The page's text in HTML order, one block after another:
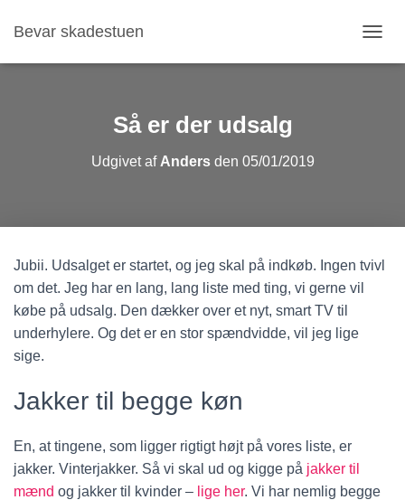
Bevar skadestuen
K
O
Så er der udsalg
Udgivet af Andersden 05/01/2019
Jubii. Udsalget er startet, og jeg skal på indkøb. Ingen tvivl
om det. Jeg har en lang, lang liste med ting, vi gerne vil
købe på udsalg. Den dækker over et nyt, smart TV til
underhylere. Og det er en stor spændvidde, vil jeg lige
sige.
Jakker til begge køn
En, at tingene, som ligger rigtigt højt på vores liste, er
jakker. Vinterjakker. Så vi skal ud og kigge på jakker til
mænd og jakker til kvinder – lige her. Vi har nemlig begge